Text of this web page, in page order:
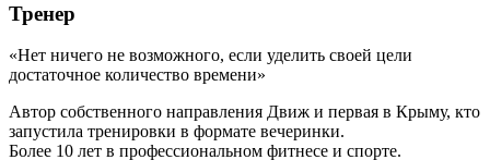
Тренер
Нет ничего не возможного, если уделить своей цели
достаточное количество времени
Автор собственного направления Движ и первая в Крыму, кто
запустила тренировки в формате вечеринки.
Более 10 лет в профессиональном фитнесе и спорте.